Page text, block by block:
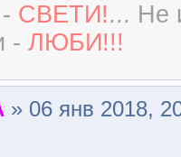
СВЕТИ!... Не
- ЛЮБИ!!!
» 06 янв 2018,